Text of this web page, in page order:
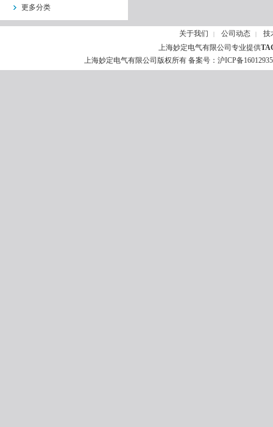
更多分类
关于我们 | 公司动态 |
技
上海妙定电气有限公司专业提供
上海妙定电气有限公司版权所有 备案号： 沪ICP备